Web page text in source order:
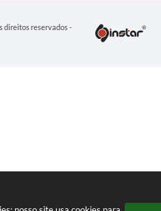
direitos reservados -